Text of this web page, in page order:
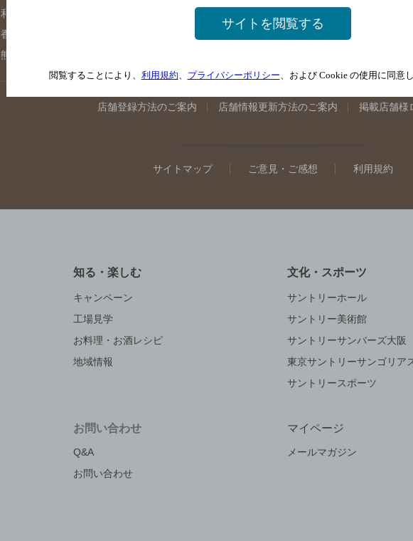
和歌山県のバー検索 山口県のバー検索
香川県のバー検索
熊本県のバー検索
店舗登録方法のご案内 店舗情報更新方法のご案内 掲載店舗様
サイトマップ ご意見・ご感想 利用規約
知る・楽しむ
キャンペーン
工場見学
お料理・お酒レシピ
地域情報
文化・スポーツ
サントリーホール
サントリー美術館
サントリーサンバーズ大阪
東京サントリーサンゴリア
サントリースポーツ
お問い合わせ
Q&A
お問い合わせ
マイページ
メールマガジン
サイトを閲覧する
閲覧することにより、 利用規約、 プライバシーポリシー、および Cookie の使用に同意